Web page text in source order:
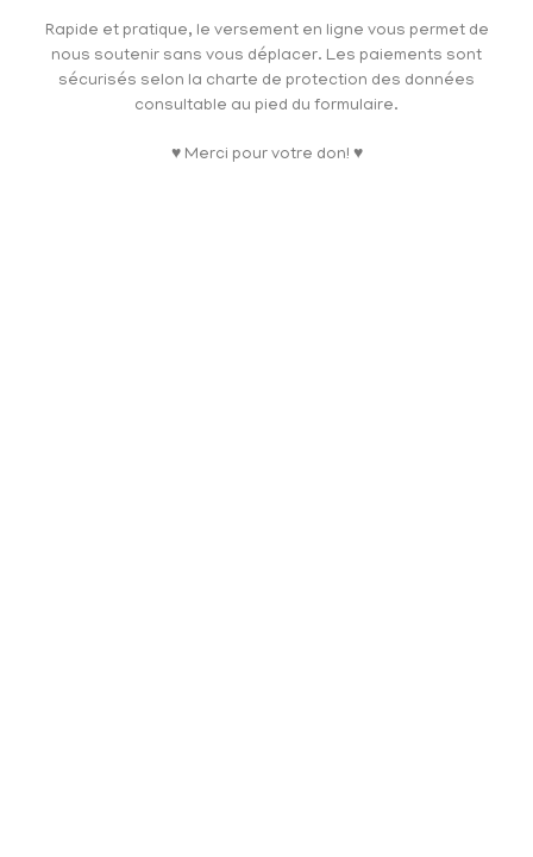
Rapide et pratique, le versement en ligne vous permet de
nous soutenir sans vous déplacer. Les paiements sont
sécurisés selon la charte de protection des données
consultable au pied du formulaire.
♥ Merci pour votre don! ♥